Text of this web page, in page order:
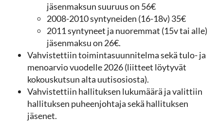
jäsenmaksun suuruus on 56€
2008-2010 syntyneiden (16-18v) 35€
2011 syntyneet ja nuoremmat (15v tai alle)
jäsenmaksu on 26€.
Vahvistettiin toimintasuunnitelma sekä tulo- ja
menoarvio vuodelle 2026 (liitteet löytyvät
kokouskutsun alta uutisosiosta).
Vahvistettiin hallituksen lukumäärä ja valittiin
hallituksen puheenjohtaja sekä hallituksen
jäsenet.